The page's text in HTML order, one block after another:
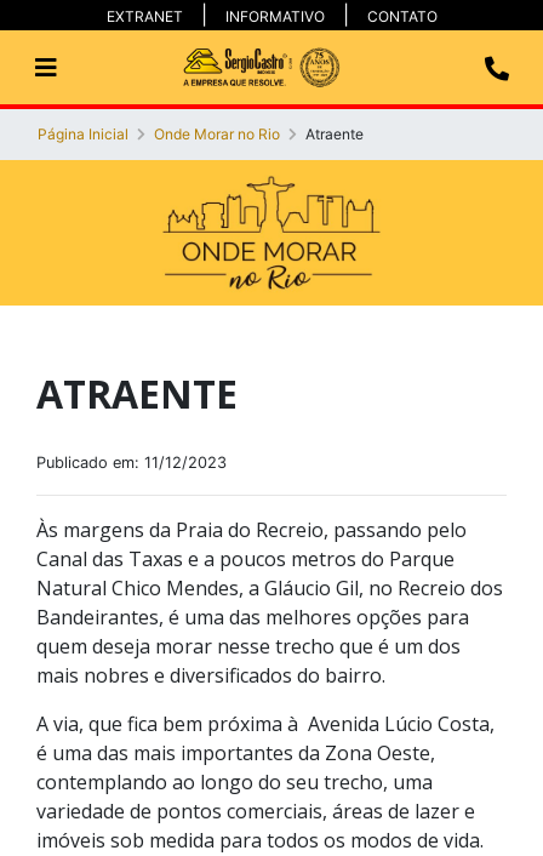
EXTRANET INFORMATIVO CONTATO
Página Inicial Onde Morar no Rio Atraente
ATRAENTE
Publicado em: 11/12/2023
Às margens da Praia do Recreio, passando pelo
Canal das Taxas e a poucos metros do Parque
Natural Chico Mendes, a Gláucio Gil, no Recreio dos
Bandeirantes, é uma das melhores opções para
quem deseja morar nesse trecho que é um dos
mais nobres e diversificados do bairro.
A via, que fica bem próxima à Avenida Lúcio Costa,
é uma das mais importantes da Zona Oeste,
contemplando ao longo do seu trecho, uma
variedade de pontos comerciais, áreas de lazer e
imóveis sob medida para todos os modos de vida.